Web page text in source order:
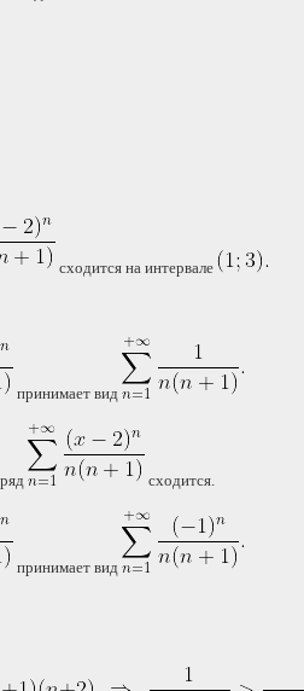
сходится на интервале
принимает вид
сходится.
принимает вид